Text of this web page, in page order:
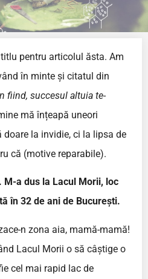
pentru articolul ăsta. Am
în minte și citatul din
fiind, succesul altuia te-
mă înțeapă uneori
la invidie, ci la lipsa de
că (motive reparabile).
a dus la Lacul Morii, loc
în 32 de ani de București.
n zona aia, mamă-mamă!
Lacul Morii o să câștige o
cel mai rapid lac de